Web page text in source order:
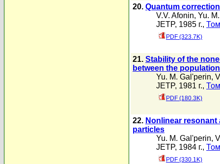
20. Quantum
V.V. Afonin, Yu.
JETP, 1985 г.,
PDF (323.7K)
21. Stability of the
between the
Yu. M. Gal'perin,
JETP, 1981 г.,
PDF (180.3K)
22. Nonlinear
particles
Yu. M. Gal'perin,
JETP, 1984 г.,
PDF (330.1K)